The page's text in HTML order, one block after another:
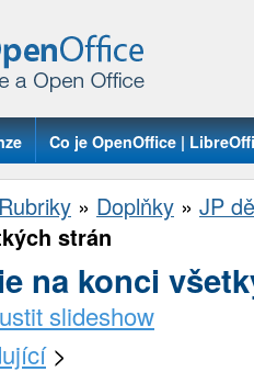
Co je OpenOffice |
Rubriky » Doplňky » JP
strán
na konci
slideshow
>